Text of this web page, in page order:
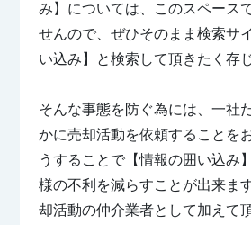
み】については、このスペース
せんので、ぜひそのまま検索サ
い込み】と検索して頂きたく存
そんな事態を防ぐ為には、一社
かに売却活動を依頼することを
うすることで【情報の囲い込み
様の不利を減らすことが出来ま
却活動の仲介業者として加えて